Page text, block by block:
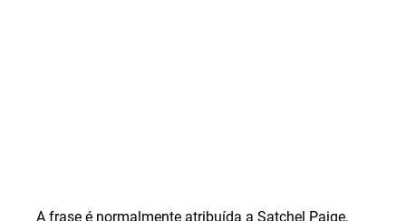
A frase é normalmente atribuída a Satchel Paige,